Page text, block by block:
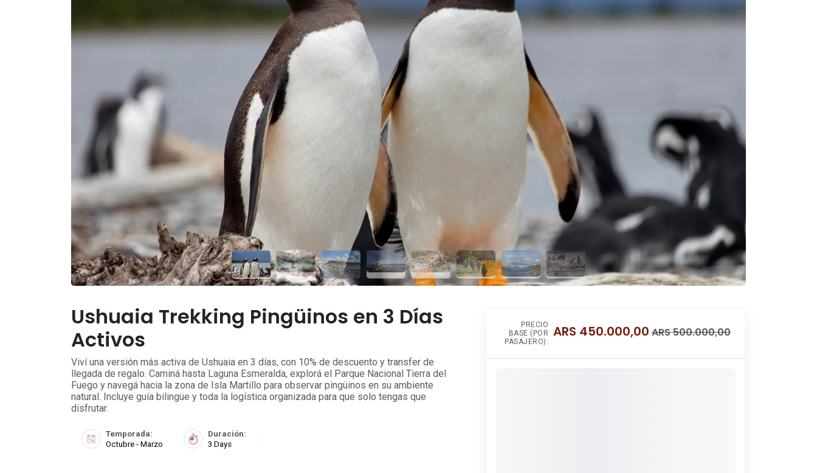
Ushuaia Trekking Pingüinos en 3 Días
Activos
Viví una versión más activa de Ushuaia en 3 días, con 10% de descuento y transfer de
llegada de regalo. Caminá hasta Laguna Esmeralda, explorá el Parque Nacional Tierra del
Fuego y navegá hacia la zona de Isla Martillo para observar pingüinos en su ambiente
natural. Incluye guía bilingüe y toda la logística organizada para que solo tengas que
disfrutar.
Temporada:
Octubre - Marzo
Duración:
3 Days
PRECIO
BASE (POR
PASAJERO):
ARS 450.000,00 ARS500.000,00